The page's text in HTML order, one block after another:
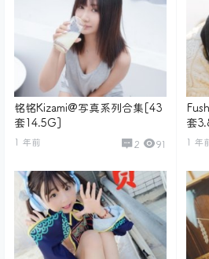
铭铭Kizami@写真系列合集[43
套14.5G]
1 年前 2 91
套
1 年